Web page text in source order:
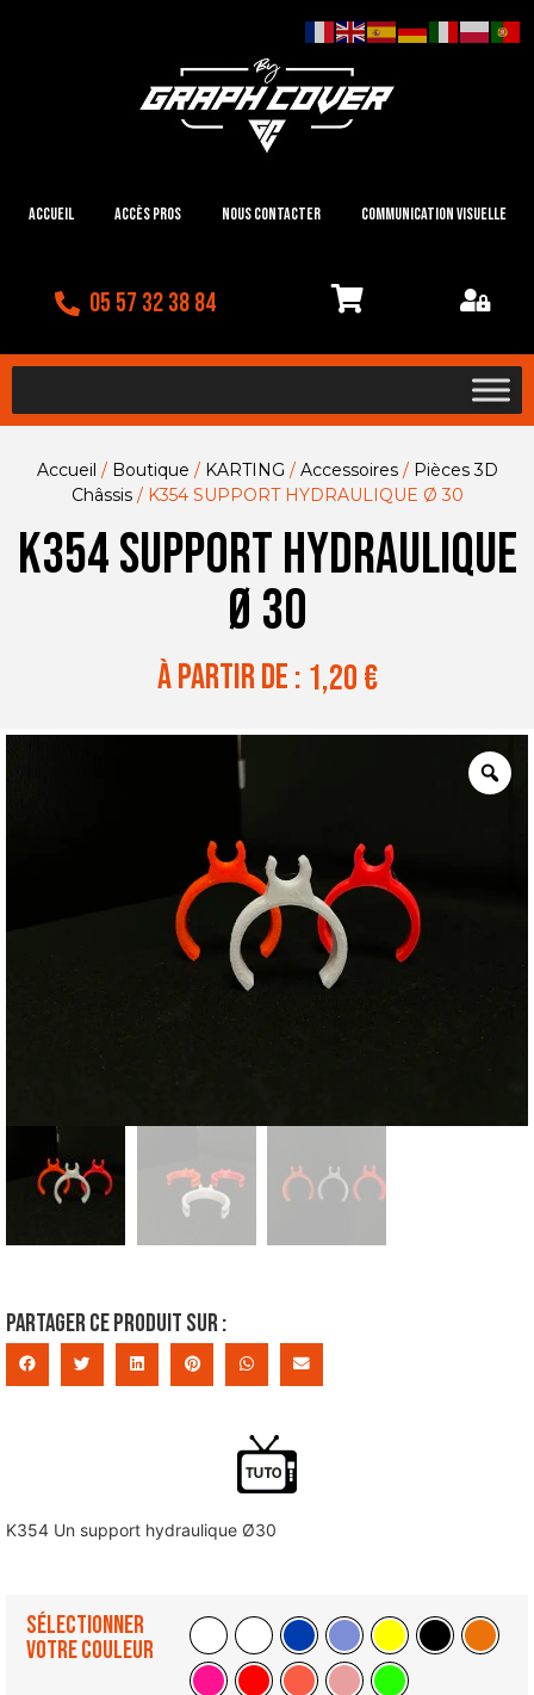
Accueil Accès Pros Nous contacter Communication visuelle
05 57 32 38 84
Accueil / Boutique / KARTING / Accessoires/ Pièces 3D
Châssis/ K354 SUPPORT HYDRAULIQUE Ø 30
K354 SUPPORT HYDRAULIQUE
Ø 30
à partir de : 1,20€
Partager ce produit sur :
K354 Un support hydraulique Ø30
Sélectionner
votre couleur